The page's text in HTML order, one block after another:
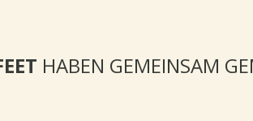
HABEN GEMEINSAM